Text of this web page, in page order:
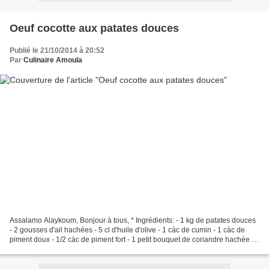
Oeuf cocotte aux patates douces
Publié le 21/10/2014 à 20:52
Par Culinaire Amoula
Assalamo Alaykoum, Bonjour à tous, * Ingrédients: - 1 kg de patates douces
- 2 gousses d'ail hachées - 5 cl d'huile d'olive - 1 càc de cumin - 1 càc de
piment doux - 1/2 càc de piment fort - 1 petit bouquet de coriandre hachée -